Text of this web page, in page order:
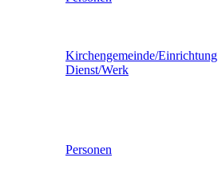
Kirchengemeinde/Einrichtung
Dienst/Werk
Personen